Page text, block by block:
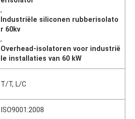
,
Industriële siliconen rubberisolato
r 60kv
,
Overhead-isolatoren voor industrië
le installaties van 60 kW
T/T, L/C
ISO9001:2008